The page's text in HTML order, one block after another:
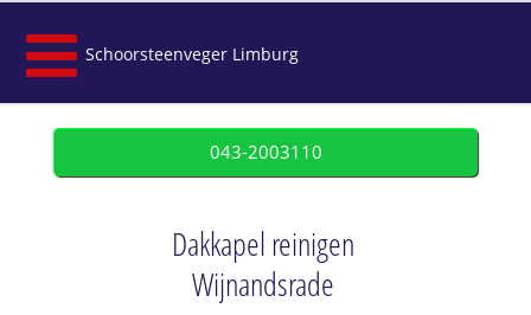
Schoorsteenveger Limburg
043-2003110
Dakkapel reinigen
Wijnandsrade